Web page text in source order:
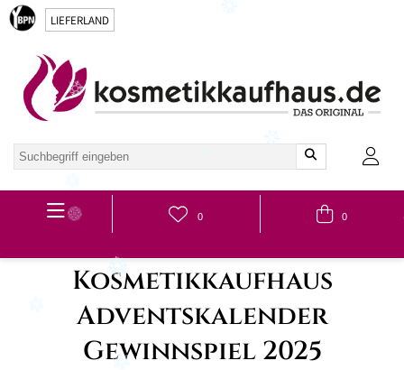
LIEFERLAND
Hauptmenü
0 0
Kosmetikkaufhaus
Adventskalender
Gewinnspiel 2025